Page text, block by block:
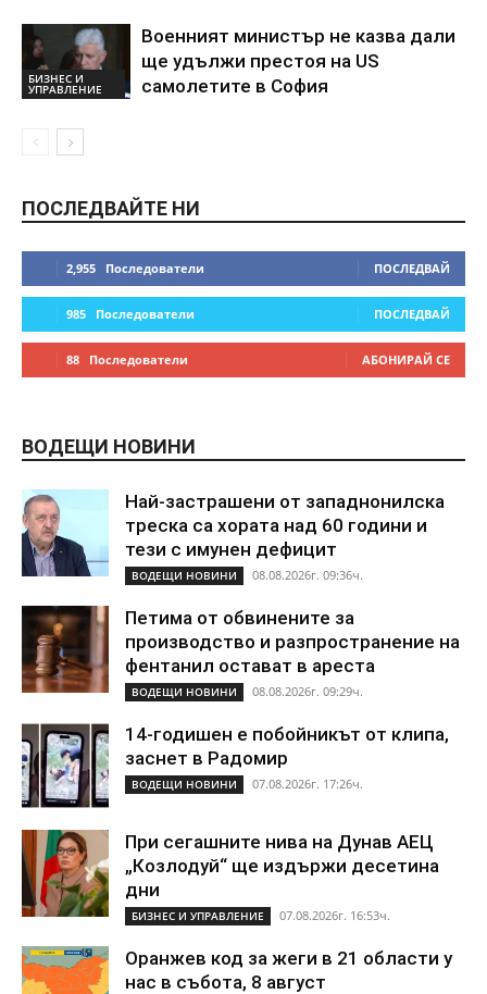
БИЗНЕС И
УПРАВЛЕНИЕ
Военният министър не казва дали
ще удължи престоя на US
самолетите в София
ПОСЛЕДВАЙТЕ НИ
2,955 Последователи ПОСЛЕДВАЙ
985 Последователи ПОСЛЕДВАЙ
88 Последователи АБОНИРАЙ СЕ
ВОДЕЩИ НОВИНИ
Най-застрашени от западнонилска
треска са хората над 60 години и
тези с имунен дефицит
ВОДЕЩИ НОВИНИ 08.08.2026г. 09:36ч.
Петима от обвинените за
производство и разпространение на
фентанил остават в ареста
ВОДЕЩИ НОВИНИ 08.08.2026г. 09:29ч.
14-годишен е побойникът от клипа,
заснет в Радомир
ВОДЕЩИ НОВИНИ 07.08.2026г. 17:26ч.
При сегашните нива на Дунав АЕЦ
„Козлодуй“ ще издържи десетина
дни
БИЗНЕС И УПРАВЛЕНИЕ 07.08.2026г. 16:53ч.
Оранжев код за жеги в 21 области у
нас в събота, 8 август